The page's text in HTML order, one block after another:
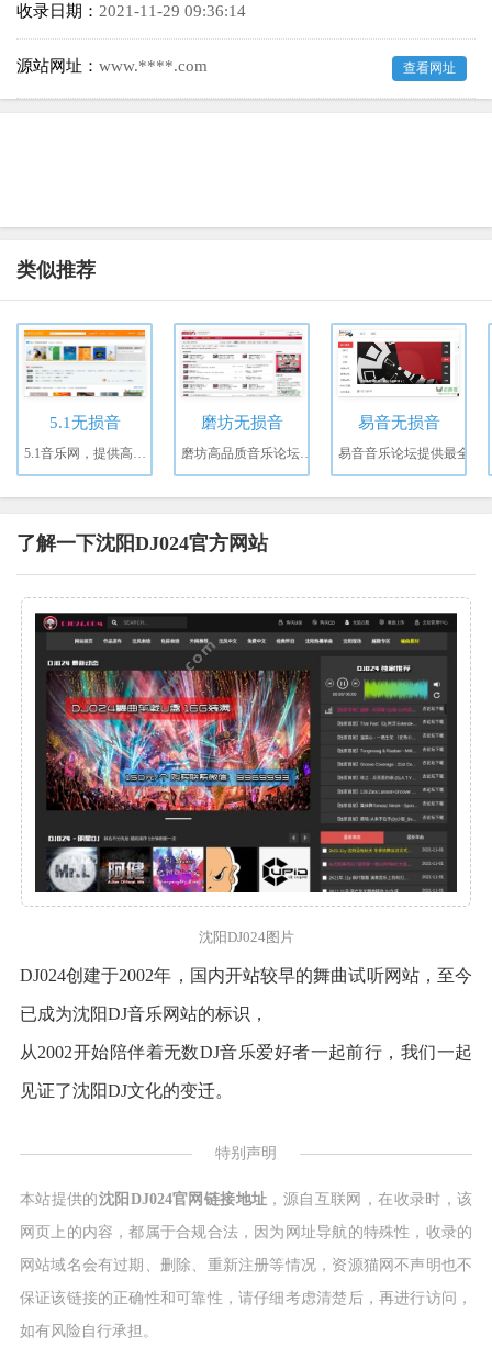
收录日期： 2021-11-29 09:36:14
源站网址： www.****.com 查看网址
类似推荐
5.1无损音
5.1音乐网，提供高品质
磨坊无损音
磨坊高品质音乐论坛，是
易音无损音
易音音乐论坛提供最全
了解一下沈阳DJ024官方网站
沈阳DJ024图片
DJ024创建于2002年，国内开站较早的舞曲试听网站，至今
已成为沈阳DJ音乐网站的标识，
从2002开始陪伴着无数DJ音乐爱好者一起前行，我们一起
见证了沈阳DJ文化的变迁。
特别声明
本站提供的沈阳DJ024官网链接地址 ，源自互联网，在收录时，该
网页上的内容，都属于合规合法，因为网址导航的特殊性，收录的
网站域名会有过期、删除、重新注册等情况，资源猫网不声明也不
保证该链接的正确性和可靠性，请仔细考虑清楚后，再进行访问，
如有风险自行承担。